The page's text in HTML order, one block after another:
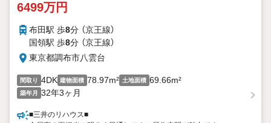
6499万円
布田駅 歩8分 （京王線）
国領駅 歩8分 （京王線）
東京都調布市八雲台
間取り 4DK 建物面積 78.97m² 土地面積 69.66m²
築年月 32年3ヶ月
■三井のリハウス■